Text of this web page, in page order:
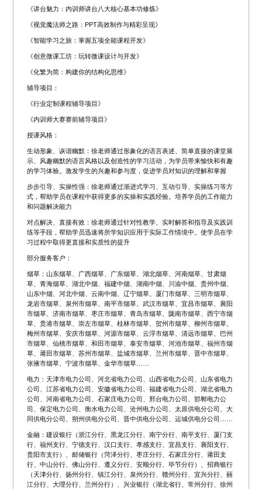
《讲台魅力：内训师讲台八大核心基本功修炼》
《视觉魔法师之路：PPT高效制作与精彩呈现》
《智能学习之旅：掌握五项全能课程开发》
《创意微课工坊：玩转微课设计与开发》
《化繁为简：构建你的结构化思维》
辅导项目：
《行业定制课程辅导项目》
《内训师大赛赛前辅导项目》
授课风格：
生动形象、诙谐幽默：徐老师通过形象化的语言表述、简单直接的课堂展
示、风趣幽默的语言风格以及创造性的学习活动，为学员带来愉快和有趣
的学习体验。激发学生的兴趣和参与度，促进学员对知识的理解和掌握
步步引导、实操性强：徐老师通过渐进式学习、互动引导、实操练习等方
式，帮助学员在课程中获得更多的实操和实践经验。培养学员的工作能力
和问题解决能力
对点解决、直接有效：徐老师通过针对性教学、实时解答和指导及实践训
练等手段，帮助学员迅速将所学知识应用于实际工作情境中。使学员在学
习过程中取得更直接和实质性的提升
部分服务客户：
烟草：山东烟草、广西烟草、广东烟草、湖北烟草、河南烟草、甘肃烟
草、青海烟草、湖北中烟、福建中烟、湖南中烟、川渝中烟、贵州中烟、
山东中烟、河北中烟、云南中烟、辽宁烟草、厦门市烟草、三明市烟草、
龙岩市烟草、泉州市烟草、南平市烟草、武汉市烟草、宜昌市烟草、襄阳
市烟草、济南市烟草、枣庄市烟草、青岛市烟草、陇南市烟草、西宁市烟
草、贵港市烟草、崇左市烟草、桂林市烟草、贺州市烟草、柳州市烟草、
梅州市烟草、安庆市烟草、河源市烟草、云浮市烟草、清远市烟草、巴州
市烟草、仙桃市烟草、和田市烟草、泰安市烟草、河池市烟草、福州市烟
草、莆田市烟草、苏州市烟草、盐城市烟草、兰州市烟草、晋中市烟草、
张掖市烟草、宁波市烟草、金华市烟草……
电力：天津市电力公司、河北省电力公司、山西省电力公司、山东省电力
公司、江苏省电力公司、安徽省电力公司、福建省电力公司、湖北省电力
公司、河南省电力公司、石家庄电力公司、邢台电力公司、邯郸电力公
司、保定电力公司、衡水电力公司、沧州电力公司、太原供电分公司、大
同供电分公司、朔州供电分公司、晋中供电分公司、运城供电分公司……
金融：建设银行（浙江分行、黑龙江分行、南宁分行、南平支行、厦门支
行、福州支行、宁德支行、汉口支行、孝感支行、宜昌支行、襄阳支行、
贵阳市支行）、邮储银行（菏泽分行、枣庄分行、石家庄分行、莆田支
行、中山分行、佛山分行、遵义分行、安顺分行、毕节分行）、招商银行
（天津分行、扬州分行、镇江分行、泉州分行、赣州分行、宜兴分行、丽
江分行、大理分行、兰州分行）、兴业银行（湖北省行、常州分行、徐州